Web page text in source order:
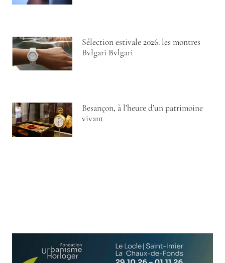
Sélection estivale 2026: les montres
Bvlgari Bvlgari
Besançon, à l’heure d’un patrimoine
vivant